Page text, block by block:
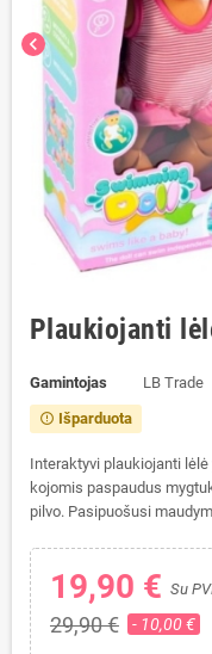
chevron_left
Plaukiojanti
Gamintojas LB Trade
error_outline Išparduota
Interaktyvi plaukiojanti
kojomis paspaudus
pilvo. Pasipuošusi
19,90 € Su
29,90 € - 10,00 €